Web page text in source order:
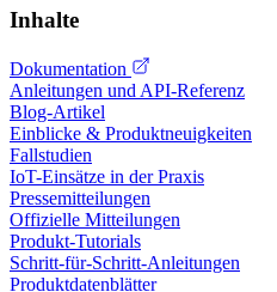
Inhalte
Dokumentation
Anleitungen und API-Referenz
Blog-Artikel
Einblicke & Produktneuigkeiten
Fallstudien
IoT-Einsätze in der Praxis
Pressemitteilungen
Offizielle Mitteilungen
Produkt-Tutorials
Schritt-für-Schritt-Anleitungen
Produktdatenblätter